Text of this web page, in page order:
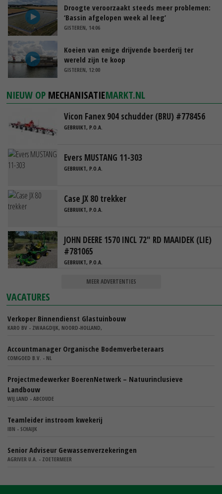
Droogte veroorzaakt steeds meer problemen:
‘Bassin afgelopen week al leeg’
GISTEREN, 14:06
Koeien van enige drijvende boerderij ter
wereld zijn te koop
GISTEREN, 12:00
NIEUW OP MECHANISATIEMARKT.NL
Vicon Fanex 904 schudder (BRU) #778456
GEBRUIKT, P.O.A.
Evers MUSTANG 11-303
GEBRUIKT, P.O.A.
Case JX 80 trekker
GEBRUIKT, P.O.A.
JOHN DEERE 1570 INCL 72" RD MAAIDEK (LIE)
#781065
GEBRUIKT, P.O.A.
MEER ADVERTENTIES
VACATURES
Verkoper Binnendienst Glastuinbouw
KARO BV - ZWAAGDIJK, NOORD-HOLLAND,
Accountmanager Organische Bodemverbeteraars
COMGOED B.V. - NL
Projectmedewerker BoerenNetwerk – Natuurinclusieve
Landbouw
WIJ.LAND - ABCOUDE
Teamleider instroom kwekerij
IBN - SCHAIJK
Senior Adviseur Gewassenverzekeringen
AGRIVER U.A. - ZOETERMEER